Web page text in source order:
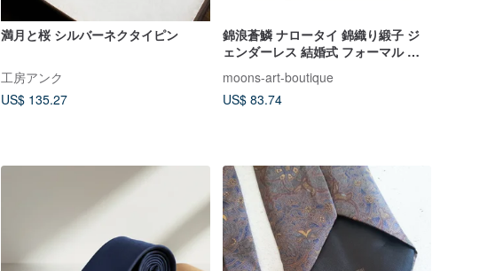
満月と桜 シルバーネクタイピン
工房アンク
US$ 135.27
錦浪蒼鱗 ナロータイ 錦織り緞子 ジ
ェンダーレス 結婚式 フォーマル ネ
クタイ ベルト スカーフ ネックウォ
ーマー
moons-art-boutique
US$ 83.74